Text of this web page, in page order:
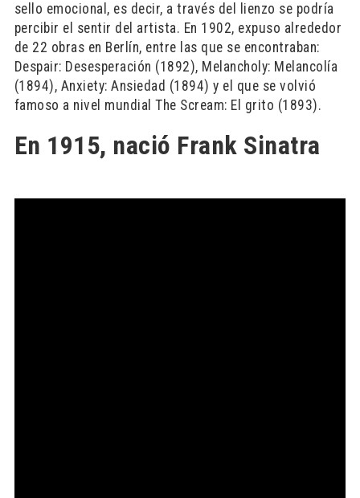
sello emocional, es decir, a través del lienzo se podría
percibir el sentir del artista. En 1902, expuso alrededor
de 22 obras en Berlín, entre las que se encontraban:
Despair: Desesperación (1892), Melancholy: Melancolía
(1894), Anxiety: Ansiedad (1894) y el que se volvió
famoso a nivel mundial The Scream: El grito (1893).
En 1915, nació Frank Sinatra